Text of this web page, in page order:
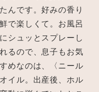
んです。好みの香り
で楽しくて。お風呂
シュッとスプレーし
るので、息子もお気
めなのは、〈ニール
イル。出産後、ホル